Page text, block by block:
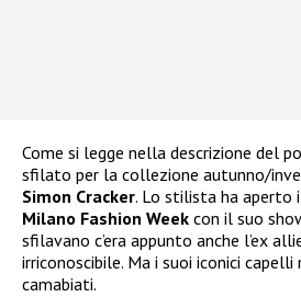
Come si legge nella descrizione del
sfilato per la collezione autunno/
Simon Cracker. Lo stilista ha aperto
Milano Fashion Week con il suo
sfilavano c’era appunto anche l’ex
irriconoscibile. Ma i suoi iconici
camabiati.